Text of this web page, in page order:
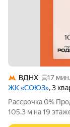
ВДНХ
17 мин.
ЖК «СОЮЗ», 3
Рассрочка 0%
105.3 м на 19